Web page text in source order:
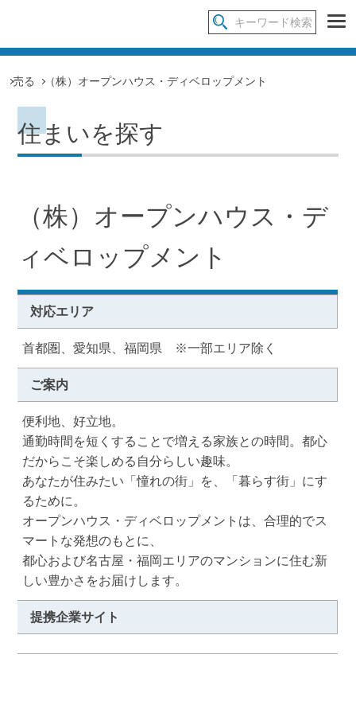
売る （株）オープンハウス・ディベロップメント
住まいを探す
（株）オープンハウス・デ
ィベロップメント
対応エリア
首都圏、愛知県、福岡県 ※一部エリア除く
ご案内
便利地、好立地。
通勤時間を短くすることで増える家族との時間。都心
だからこそ楽しめる自分らしい趣味。
あなたが住みたい「憧れの街」を、「暮らす街」にす
るために。
オープンハウス・ディベロップメントは、合理的でス
マートな発想のもとに、
都心および名古屋・福岡エリアのマンションに住む新
しい豊かさをお届けします。
提携企業サイト